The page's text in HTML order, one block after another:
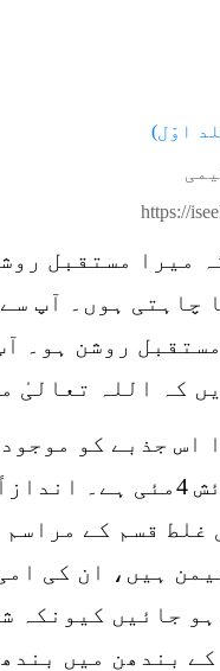
اوّل)
https://
میرا مستقبل
چاہتی ہوں۔ آپ
روشن ہو۔
کہ اللہ تعالیٰ
اس جذبے کو
غلط قسم کے
ہیں، ان کی
جائیں کیونکہ
بندھن میں